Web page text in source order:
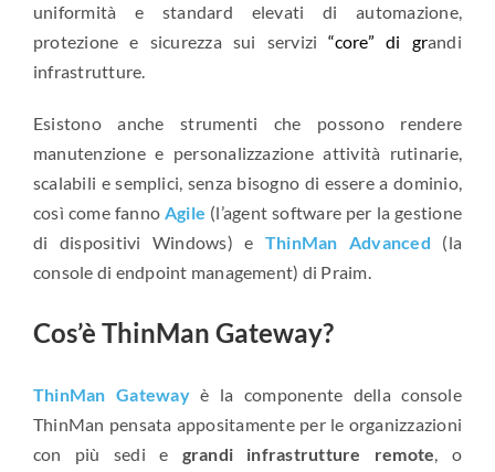
uniformità e standard elevati di automazione,
protezione e sicurezza sui servizi “core” di grandi
infrastrutture.
Esistono anche strumenti che possono rendere
manutenzione e personalizzazione attività rutinarie,
scalabili e semplici, senza bisogno di essere a dominio,
così come fannoAgile (l’agent software per la gestione
di dispositivi Windows) e ThinMan Advanced (la
console di endpoint management) di Praim.
Cos’è ThinMan Gateway?
ThinMan Gateway è la componente della console
ThinMan pensata appositamente per le organizzazioni
con più sedi e grandi infrastrutture remote, o